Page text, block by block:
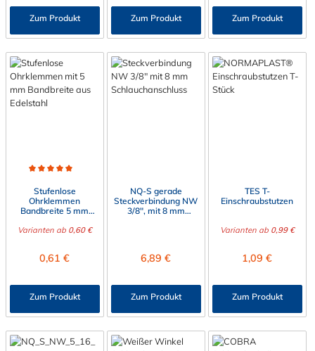
Zum Produkt Zum Produkt Zum Produkt
Stufenlose
Ohrklemmen
Bandbreite 5 mm
Varianten ab0,60 €
Regulärer Preis:
0,61 €
Zum Produkt
NQ-S gerade
Steckverbindung NW
3/8", mit 8 mm
Regulärer Preis:
6,89 €
Zum Produkt
TES T-
Einschraubstutzen
Varianten ab0,99 €
Regulärer Preis:
1,09 €
Zum Produkt